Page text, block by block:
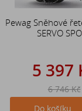
Pewag Sněhové
SERVO
5 397
6 746 Kč
Do košíku